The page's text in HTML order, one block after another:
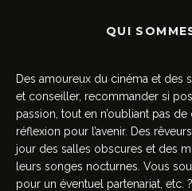
QUI
Des amoureux du cinéma et des
et conseiller, recommander si
passion, tout en n’oubliant pas
réflexion pour l’avenir. Des
jour des salles obscures et des
leurs songes nocturnes. Vous
pour un éventuel partenariat, etc.